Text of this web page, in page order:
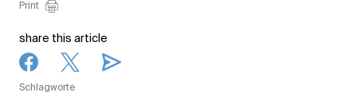
Print
share this article
Schlagworte